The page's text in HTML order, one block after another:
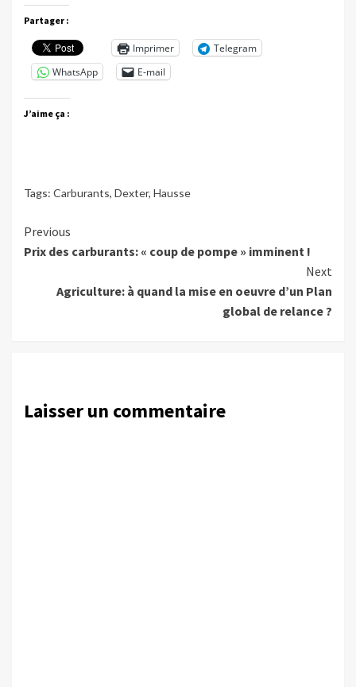
Partager :
Imprimer
Telegram
WhatsApp
E-mail
J’aime ça :
Tags: Carburants, Dexter, Hausse
Continue
Reading
Previous
Prix des carburants: « coup de pompe » imminent !
Next
Agriculture: à quand la mise en oeuvre d’un Plan
global de relance ?
Laisser un commentaire